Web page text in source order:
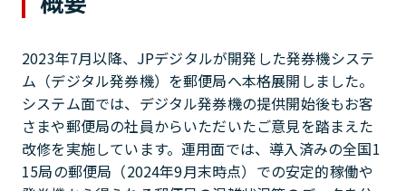
2023年7月以降、JPデジタルが開発した発券機システ
ム（デジタル発券機）を郵便局へ本格展開しました。
システム面では、デジタル発券機の提供開始後もお客
さまや郵便局の社員からいただいたご意見を踏まえた
改修を実施しています。運用面では、導入済みの全国1
15局の郵便局（2024年9月末時点）での安定的稼働や